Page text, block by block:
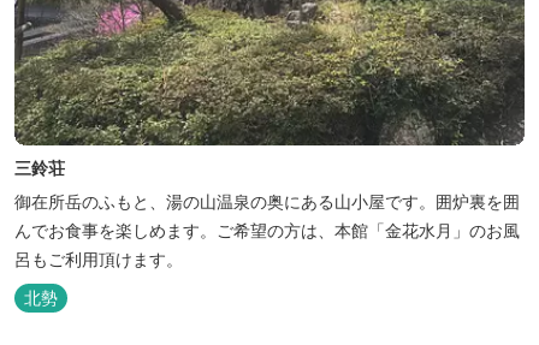
三鈴荘
御在所岳のふもと、湯の山温泉の奥にある山小屋です。囲炉裏を囲
んでお食事を楽しめます。ご希望の方は、本館「金花水月」のお風
呂もご利用頂けます。
北勢